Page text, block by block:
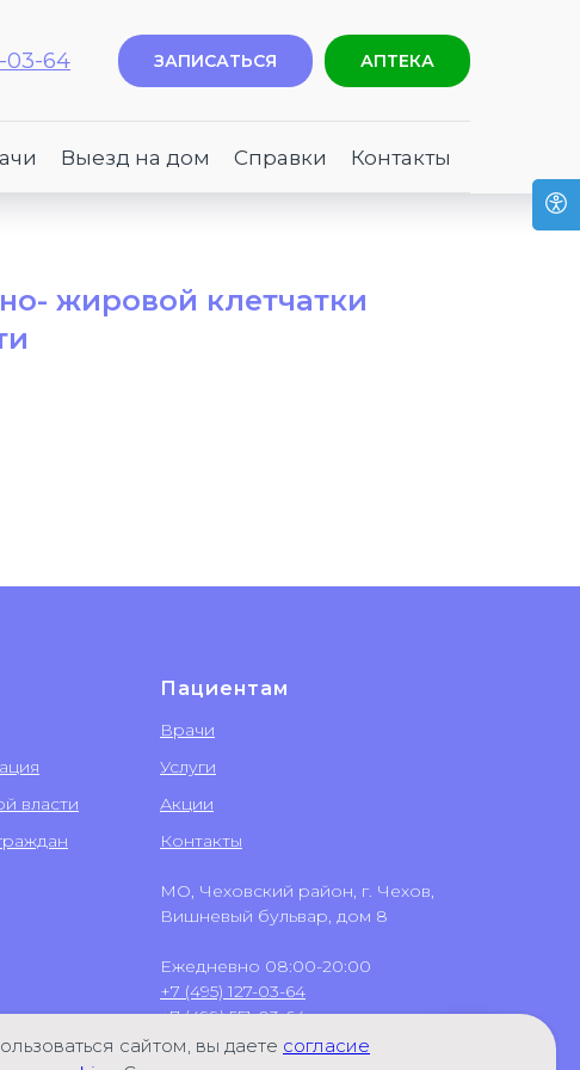
03-64 ЗАПИСАТЬСЯ АПТЕКА
Выезд на дом Справки Контакты
сайтом, вы даете согласие
жировой клетчатки
власти
Пациентам
Врачи
Услуги
Акции
Контакты
МО, Чеховский район, г. Чехов,
Вишневый бульвар, дом 8
Ежедневно 08:00-20:00
+7 (495) 127-03-64
+7 (499) 551-03-64
+7 (496) 723-65-48